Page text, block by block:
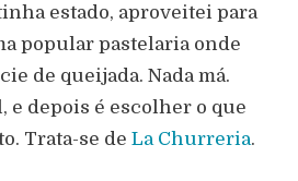
estado, aproveitei para
popular pastelaria onde
de queijada. Nada má.
e depois é escolher o que
Trata-se de La Churreria.